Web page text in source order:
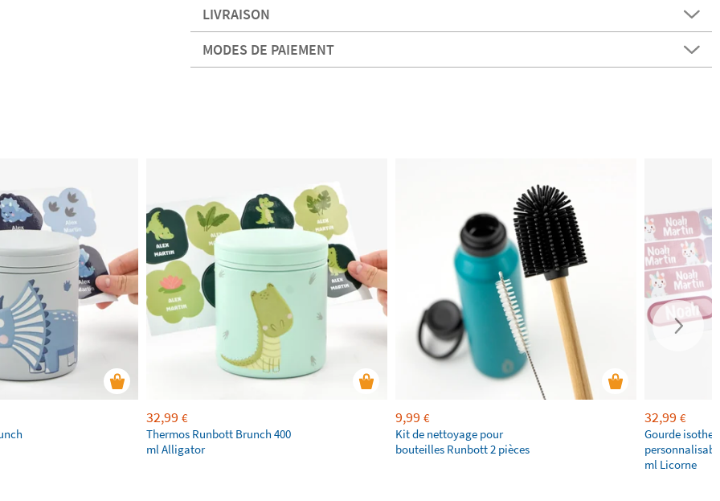
LIVRAISON
MODES DE PAIEMENT
32,99 €
Thermos Runbott Brunch 400
ml Alligator
9,99 €
Kit de nettoyage pour
bouteilles Runbott 2 pièces
32,99 €
Gourde
ml Licorne